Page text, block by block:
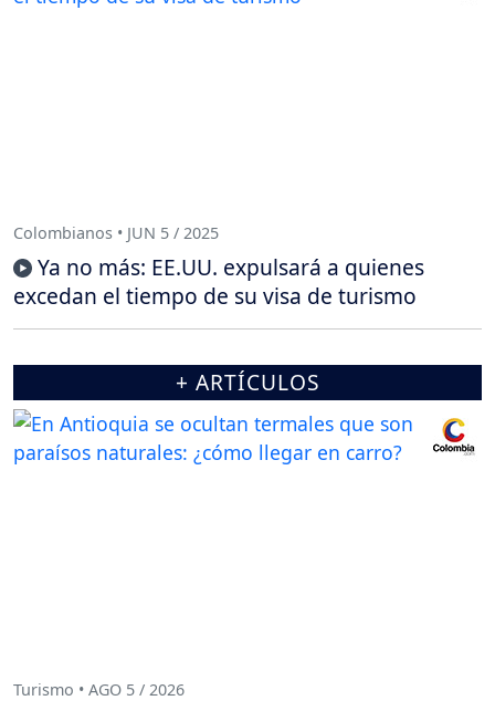
Colombianos • JUN 5 / 2025
Ya no más: EE.UU. expulsará a quienes
excedan el tiempo de su visa de turismo
+ ARTÍCULOS
Turismo • AGO 5 / 2026